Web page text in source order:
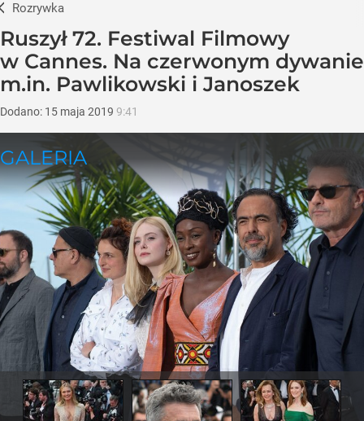
Rozrywka
Ruszył 72. Festiwal Filmowy
w Cannes. Na czerwonym dywanie
m.in. Pawlikowski i Janoszek
Dodano: 15 maja 2019 9:41